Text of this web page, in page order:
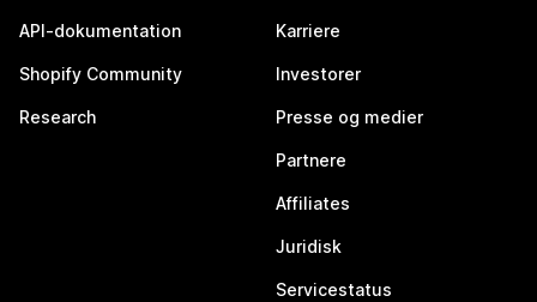
API-dokumentation
Shopify Community
Research
Karriere
Investorer
Presse og medier
Partnere
Affiliates
Juridisk
Servicestatus